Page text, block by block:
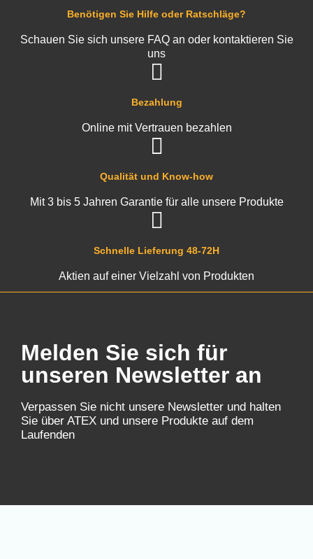
Schnelle Lieferung 48-72H
Aktien auf einer Vielzahl von Produkten
Qualität und Know-how
Mit 3 bis 5 Jahren Garantie für alle unsere Produkte
Bezahlung
Online mit Vertrauen bezahlen
Benötigen Sie Hilfe oder Ratschläge?
Schauen Sie sich unsere FAQ an oder kontaktieren Sie
uns
Melden Sie sich für
unseren Newsletter an
Verpassen Sie nicht unsere Newsletter und halten
Sie über ATEX und unsere Produkte auf dem
Laufenden